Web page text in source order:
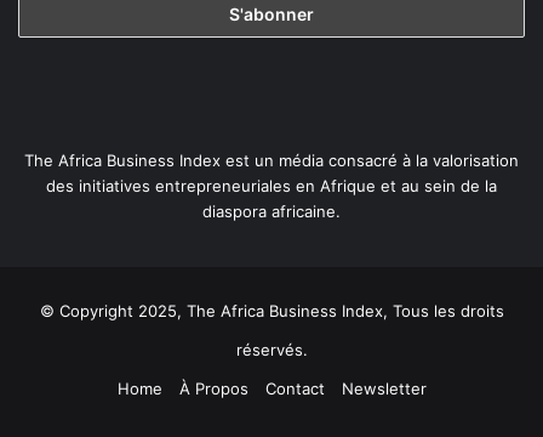
The Africa Business Index est un média consacré à la valorisation
des initiatives entrepreneuriales en Afrique et au sein de la
diaspora africaine.
© Copyright 2025, The Africa Business Index, Tous les droits
réservés.
Home
À Propos Contact Newsletter